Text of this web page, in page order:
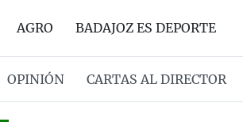
AGRO BADAJOZ ES DEPORTE
OPINIÓN CARTAS AL DIRECTOR